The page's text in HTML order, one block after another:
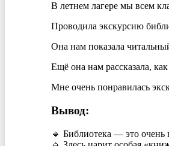
В летнем лагере мы всем
Проводила экскурсию
Она нам показала
Ещё она нам рассказала,
Мне очень понравилась
Вывод:
🔹 Библиотека — это очень